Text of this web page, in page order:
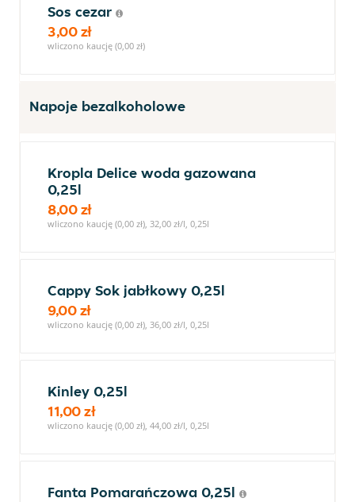
Sos cezar
3,00 zł
wliczono kaucję (0,00 zł)
Napoje bezalkoholowe
Kropla Delice woda gazowana
0,25l
8,00 zł
wliczono kaucję (0,00 zł), 32,00 zł/l, 0,25l
Cappy Sok jabłkowy 0,25l
9,00 zł
wliczono kaucję (0,00 zł), 36,00 zł/l, 0,25l
Kinley 0,25l
11,00 zł
wliczono kaucję (0,00 zł), 44,00 zł/l, 0,25l
Fanta Pomarańczowa 0,25l